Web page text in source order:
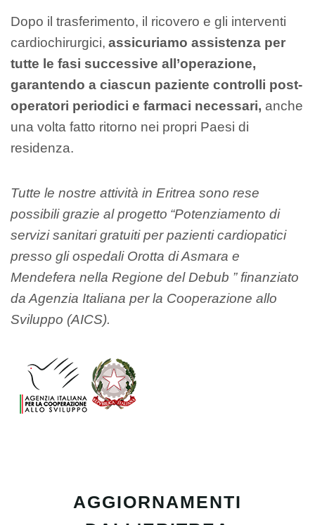
Dopo il trasferimento, il ricovero e gli interventi
cardiochirurgici, assicuriamo assistenza per
tutte le fasi successive all’operazione,
garantendo a ciascun paziente controlli post-
operatori periodici e farmaci necessari, anche
una volta fatto ritorno nei propri Paesi di
residenza.
Tutte le nostre attività in Eritrea sono rese
possibili grazie al progetto “Potenziamento di
servizi sanitari gratuiti per pazienti cardiopatici
presso gli ospedali Orotta di Asmara e
Mendefera nella Regione del Debub ” finanziato
da Agenzia Italiana per la Cooperazione allo
Sviluppo (AICS).
AGGIORNAMENTI